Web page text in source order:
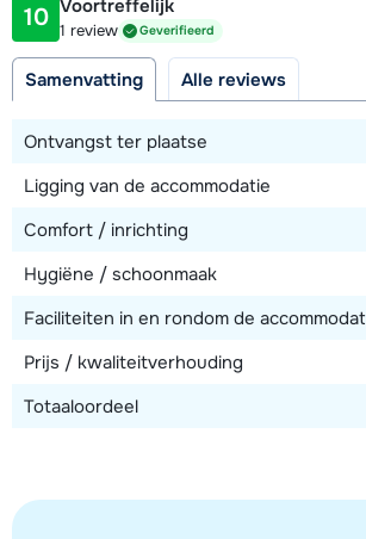
Afstand tot piste
350 meter
150 meter
Bekijk kaart
10 Voortreffelijk
1 review Geverifieerd
Samenvatting Alle reviews
Ontvangst ter plaatse
Ligging van de accommodatie
Comfort / inrichting
Hygiëne / schoonmaak
Faciliteiten in en rondom de
Prijs / kwaliteitverhouding
Totaaloordeel